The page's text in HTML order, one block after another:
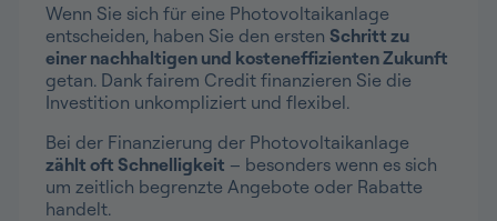
Wenn Sie sich für eine Photovoltaikanlage
entscheiden, haben Sie den ersten Schritt zu
einer nachhaltigen und kosteneffizienten Zukunft
getan. Dank fairem Credit finanzieren Sie die
Investition unkompliziert und flexibel.
Bei der Finanzierung der Photovoltaikanlage
zählt oft Schnelligkeit – besonders wenn es sich
um zeitlich begrenzte Angebote oder Rabatte
handelt.